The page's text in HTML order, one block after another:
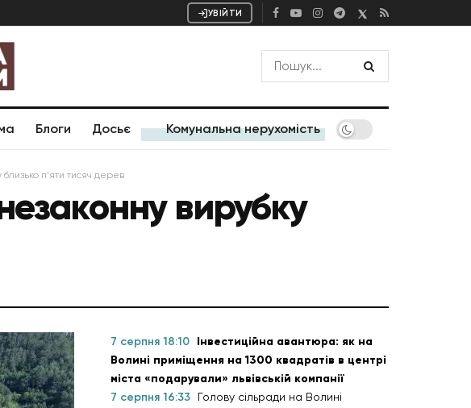
УВІЙТИ
Блоги Досьє Комунальна нерухомість
п’яти тисяч дерев
вирубку
7 серпня 18:10 Інвестиційна авантюра: як на
Волині приміщення на 1300 квадратів в центрі
міста «подарували» львівській компанії
7 серпня 16:33
Голову сільради на Волині